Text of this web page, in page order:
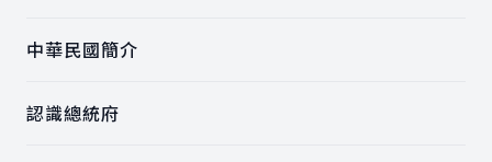
中華民國簡介
認識總統府